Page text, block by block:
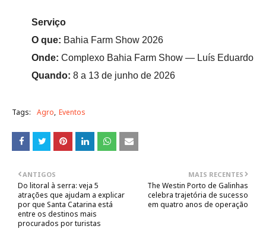
Serviço
O que: Bahia Farm Show 2026
Onde: Complexo Bahia Farm Show — Luís Eduardo
Quando: 8 a 13 de junho de 2026
Tags: Agro Eventos
MAIS RECENTES
The Westin Porto de Galinhas
celebra trajetória de sucesso
em quatro anos de operação
ANTIGOS
Do litoral à serra: veja 5
atrações que ajudam a explicar
por que Santa Catarina está
entre os destinos mais
procurados por turistas